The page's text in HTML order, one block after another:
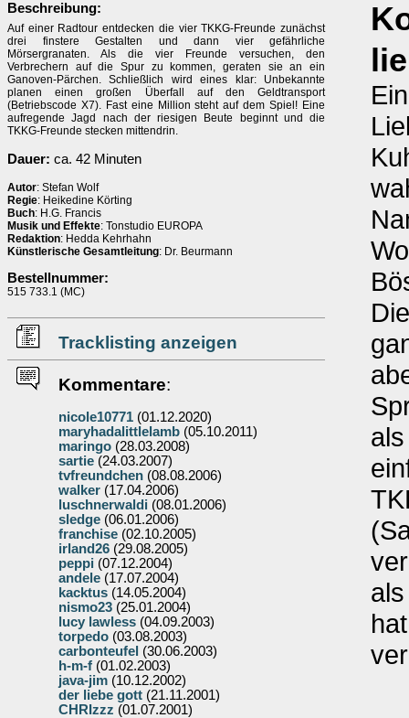
Beschreibung:
Auf einer Radtour entdecken die vier TKKG-Freunde zunächst
drei finstere Gestalten und dann vier gefährliche
Mörsergranaten. Als die vier Freunde versuchen, den
Verbrechern auf die Spur zu kommen, geraten sie an ein
Ganoven-Pärchen. Schließlich wird eines klar: Unbekannte
planen einen großen Überfall auf den Geldtransport
(Betriebscode X7). Fast eine Million steht auf dem Spiel! Eine
aufregende Jagd nach der riesigen Beute beginnt und die
TKKG-Freunde stecken mittendrin.
Dauer: ca. 42 Minuten
Autor: Stefan Wolf
Regie: Heikedine Körting
Buch: H.G. Francis
Musik und Effekte: Tonstudio EUROPA
Redaktion: Hedda Kehrhahn
Künstlerische Gesamtleitung: Dr. Beurmann
Bestellnummer:
515 733.1 (MC)
Tracklisting anzeigen
Kommentare:
nicole10771 (01.12.2020)
maryhadalittlelamb (05.10.2011)
maringo (28.03.2008)
sartie (24.03.2007)
tvfreundchen (08.08.2006)
walker (17.04.2006)
luschnerwaldi (08.01.2006)
sledge (06.01.2006)
franchise (02.10.2005)
irland26 (29.08.2005)
peppi (07.12.2004)
andele (17.07.2004)
kacktus (14.05.2004)
nismo23 (25.01.2004)
lucy lawless (04.09.2003)
torpedo (03.08.2003)
carbonteufel (30.06.2003)
h-m-f (01.02.2003)
java-jim (10.12.2002)
der liebe gott (21.11.2001)
CHRIzzz (01.07.2001)